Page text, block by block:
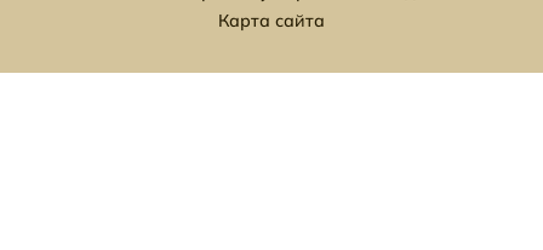
Карта сайта